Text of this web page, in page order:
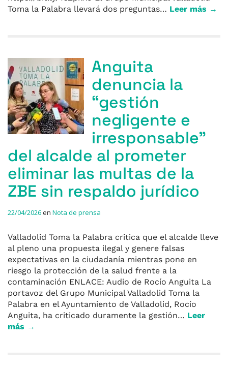
Toma la Palabra llevará dos preguntas… Leer más →
Anguita
denuncia la
“gestión
negligente e
irresponsable”
del alcalde al prometer
eliminar las multas de la
ZBE sin respaldo jurídico
22/04/2026en Nota de prensa
Valladolid Toma la Palabra critica que el alcalde lleve
al pleno una propuesta ilegal y genere falsas
expectativas en la ciudadanía mientras pone en
riesgo la protección de la salud frente a la
contaminación ENLACE: Audio de Rocío Anguita La
portavoz del Grupo Municipal Valladolid Toma la
Palabra en el Ayuntamiento de Valladolid, Rocío
Anguita, ha criticado duramente la gestión… Leer
más →